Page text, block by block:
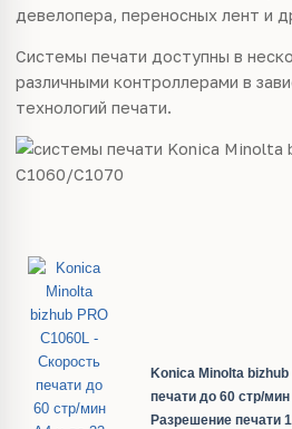
девелопера, переносных лент и
Системы печати доступны в
различными контроллерами в
технологий печати.
Konica Minolta
печати до 60 стр/
Разрешение печати